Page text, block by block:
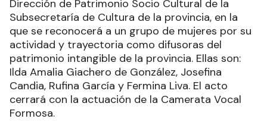
Dirección de Patrimonio Socio Cultural de la
Subsecretaría de Cultura de la provincia, en la
que se reconocerá a un grupo de mujeres por su
actividad y trayectoria como difusoras del
patrimonio intangible de la provincia. Ellas son:
Ilda Amalia Giachero de González, Josefina
Candia, Rufina García y Fermina Liva. El acto
cerrará con la actuación de la Camerata Vocal
Formosa.